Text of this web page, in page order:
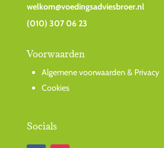
welkom@voedingsadviesbroer.nl
(010) 307 06 23
Voorwaarden
Algemene voorwaarden & Privacy
Cookies
Socials